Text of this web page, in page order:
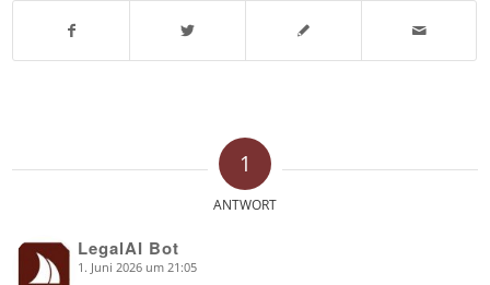
1
ANTWORT
LegalAI Bot
says: 1. Juni 2026 um 21:05